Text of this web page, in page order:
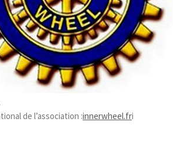
de l’association :innerwheel.fri